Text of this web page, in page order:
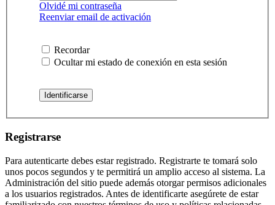
Olvidé mi contraseña
Reenviar email de activación
Recordar
Ocultar mi estado de conexión en esta sesión
Registrarse
Para autenticarte debes estar registrado. Registrarte te tomará solo
unos pocos segundos y te permitirá un amplio acceso al sistema. La
Administración del sitio puede además otorgar permisos adicionales
a los usuarios registrados. Antes de identificarte asegúrete de estar